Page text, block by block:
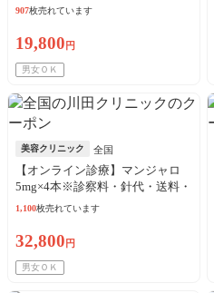
でも可能！
907枚売れています
19,800 円
男女ＯＫ
美容クリニック 全国
【オンライン診療】マンジャロ
5mg×4本※診察料・針代・送料・
アルコール綿込
1,100枚売れています
32,800 円
男女ＯＫ